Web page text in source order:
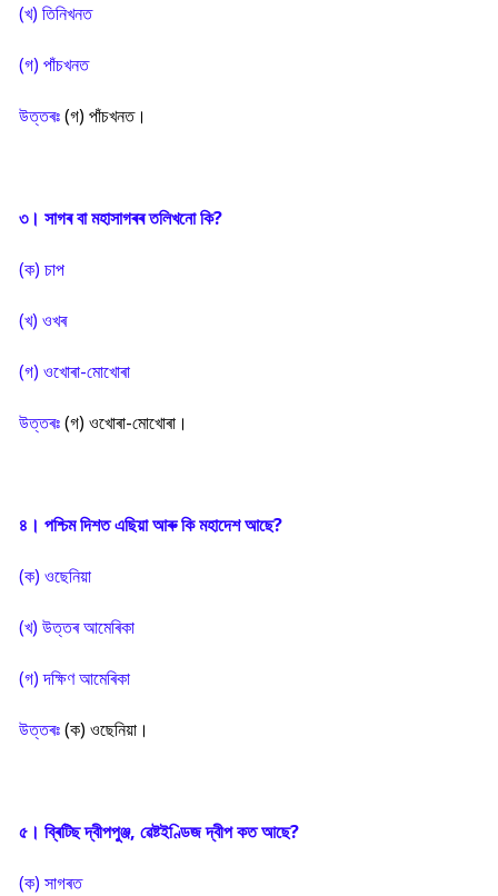
(খ) তিনিখনত
(গ) পাঁচখনত
উত্তৰঃ(গ) পাঁচখনত।
৩। সাগৰ বা মহাসাগৰৰ তলিখনো কি?
(ক) চাপ
(খ) ওখৰ
(গ) ওখোৰা-মোখোৰা
উত্তৰঃ(গ) ওখোৰা-মোখোৰা।
৪। পশ্চিম দিশত এছিয়া আৰু কি মহাদেশ আছে?
(ক) ওছেনিয়া
(খ) উত্তৰ আমেৰিকা
(গ) দক্ষিণ আমেৰিকা
উত্তৰঃ(ক) ওছেনিয়া।
৫। ব্ৰিটিছ দ্বীপপুঞ্জ, ৱেষ্টইণ্ডিজ দ্বীপ কত আছে?
(ক) সাগৰত